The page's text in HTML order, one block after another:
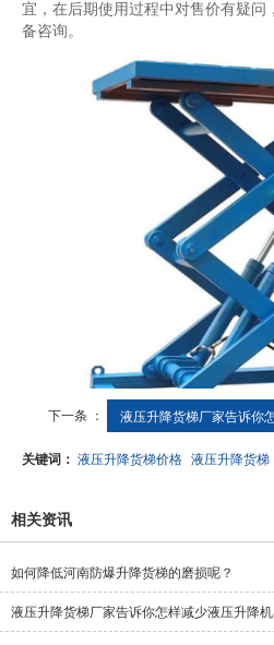
宜，在后期使用过程中对售价有疑问
备咨询。
下一条 ： 液压升降货梯厂家告诉你
关键词： 液压升降货梯价格 液压升降货梯
相关资讯
如何降低河南防爆升降货梯的磨损呢？
液压升降货梯厂家告诉你怎样减少液压升降